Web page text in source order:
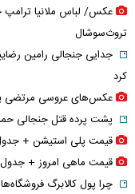
عکس/ لباس ملانیا ترامپ
تروث‌سوشال
جدایی جنجالی رامین
کرد
عکس‌های عروسی مرتضی
پشت پرده قتل جنجالی
قیمت پلی استیشن +
قیمت ماهی امروز + جدول
چرا پول کالابرگ